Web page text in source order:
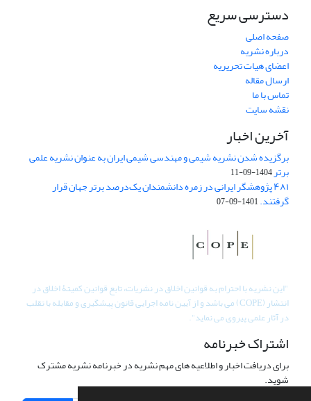
دسترسی سریع
صفحه اصلی
درباره نشریه
اعضای هیات تحریریه
ارسال مقاله
تماس با ما
نقشه سایت
آخرین اخبار
برگزیده شدن نشریه شیمی و مهندسی شیمی ایران به عنوان نشریه علمی
برتر1404-09-11
۴۸۱ پژوهشگر ایرانی در زمره دانشمندان یک‌درصد برتر جهان قرار
گرفتند.1401-09-07
"این نشریه با احترام به قوانین اخلاق در نشریات، تابع قوانین کمیتۀ اخلاق در
انتشار (COPE) می باشد و از آیین نامه اجرایی قانون پیشگیری و مقابله با تقلب
در آثار علمی پیروی می نماید".
اشتراک خبرنامه
برای دریافت اخبار و اطلاعیه های مهم نشریه در خبرنامه نشریه مشترک
شوید.